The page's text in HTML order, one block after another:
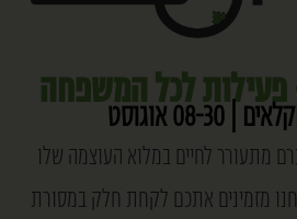
פעילות לכל המשפחה
אוגוסט
מתעורר לחיים במלוא העוצמה שלו
מזמינים אתכם לקחת חלק במסורת